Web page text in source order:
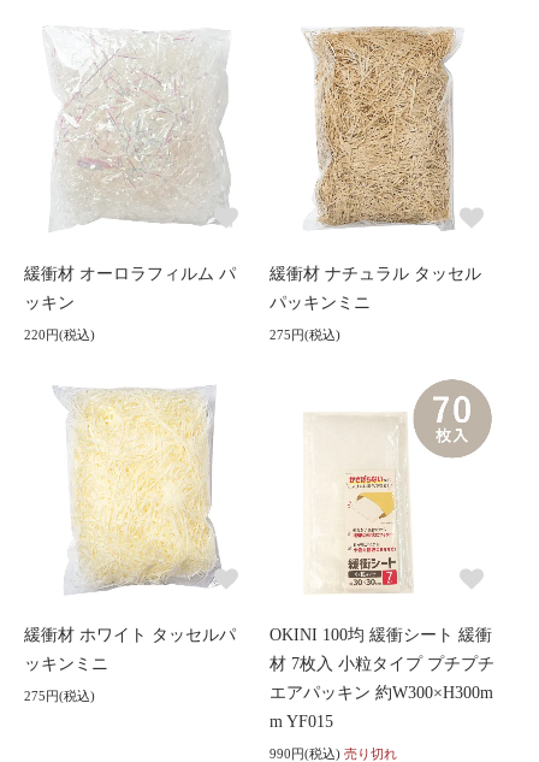
緩衝材 オーロラフィルム パ
ッキン
220円(税込)
緩衝材 ナチュラル タッセル
パッキンミニ
275円(税込)
緩衝材 ホワイト タッセルパ
ッキンミニ
275円(税込)
OKINI 100均 緩衝シート 緩衝
材 7枚入 小粒タイプ プチプチ
エアパッキン 約W300×H300m
m YF015
990円(税込) 売り切れ